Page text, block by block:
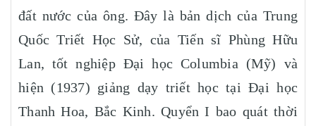
đất nước của ông. Đây là bản dịch của Trung
Quốc Triết Học Sử, của Tiến sĩ Phùng Hữu
Lan, tốt nghiệp Đại học Columbia (Mỹ) và
hiện (1937) giảng dạy triết học tại Đại học
Thanh Hoa, Bắc Kinh. Quyển I bao quát thời